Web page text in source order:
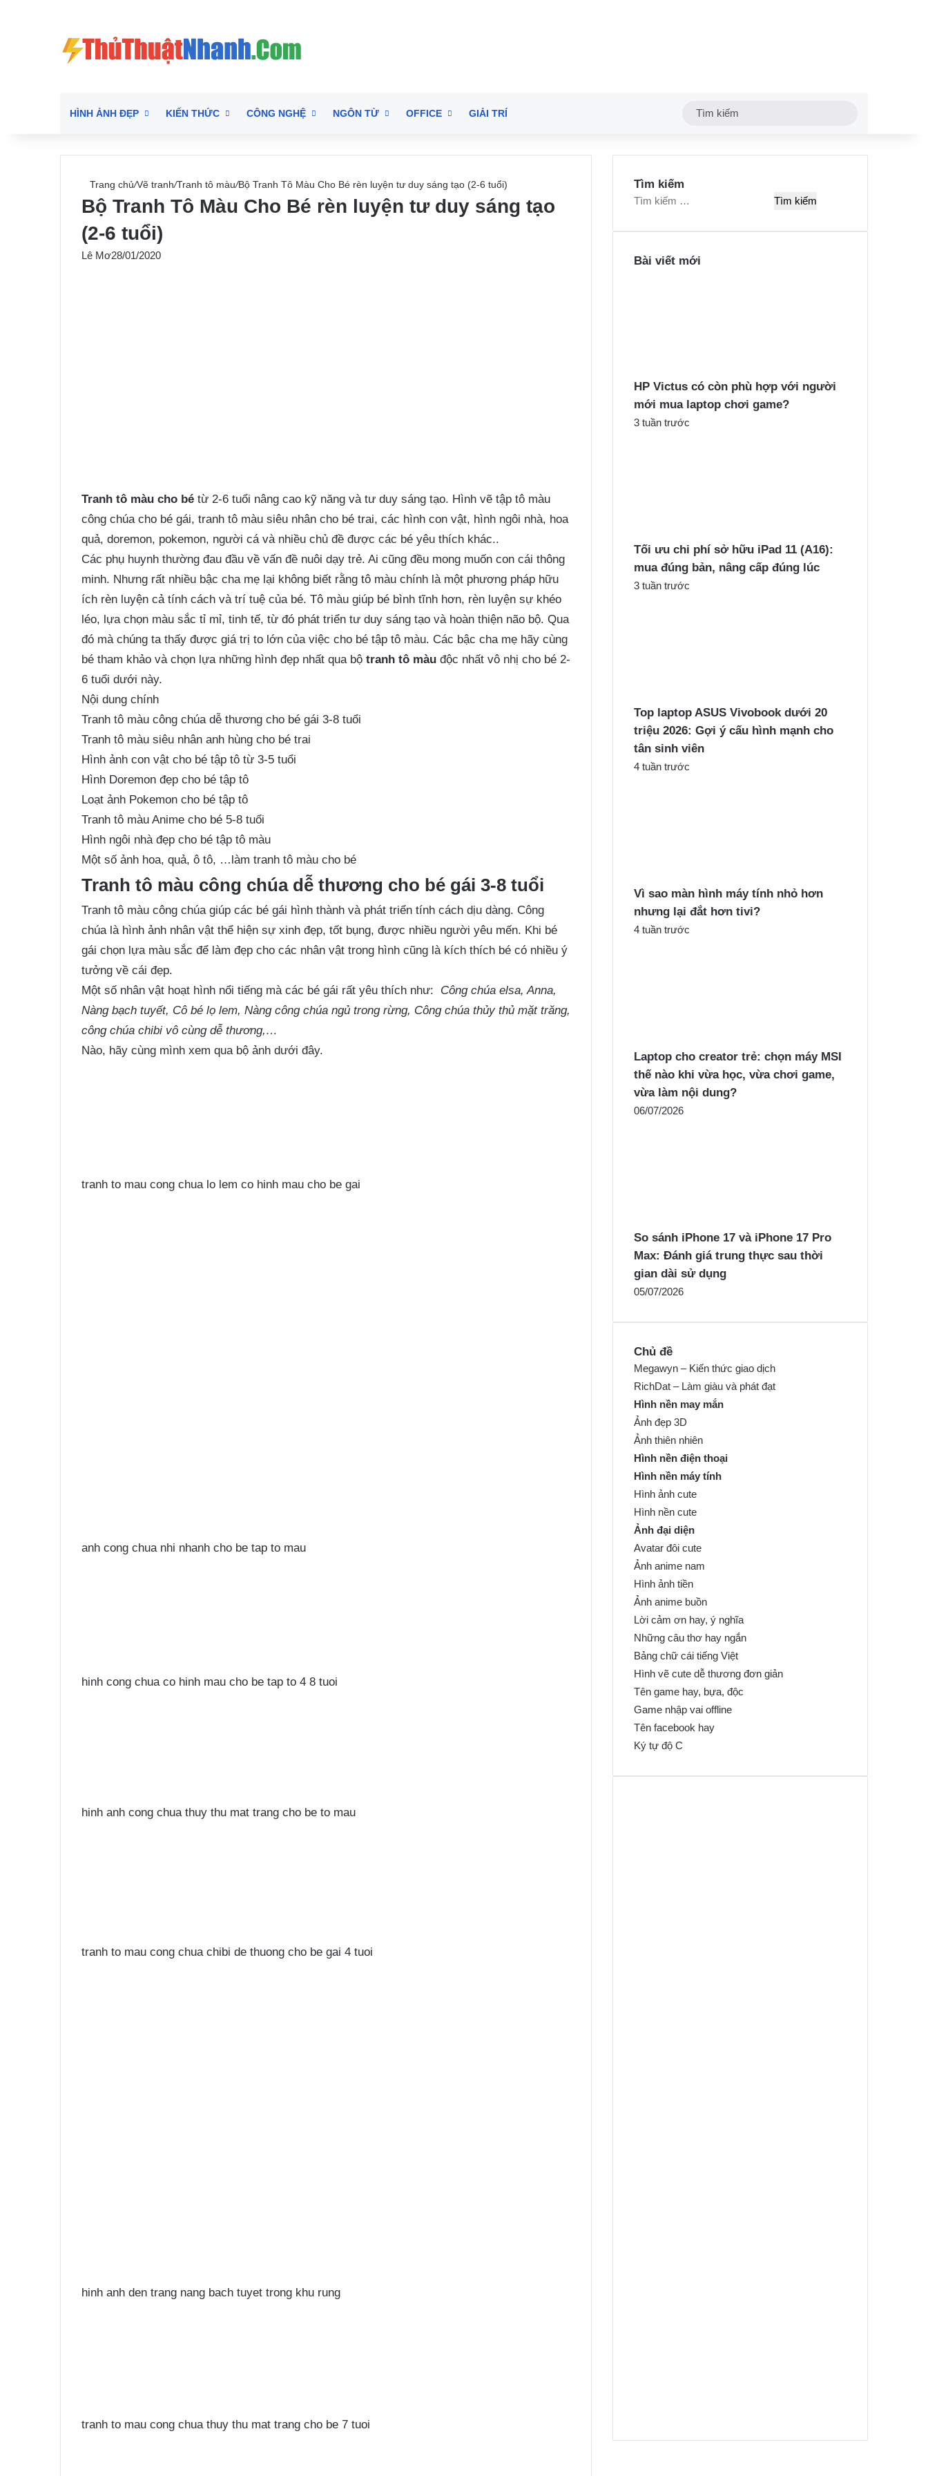
HÌNH ẢNH ĐẸP KIẾN THỨC CÔNG NGHỆ NGÔN TỪ OFFICE GIẢI TRÍ
Trang chủ/Vẽ tranh/Tranh tô màu/Bộ Tranh Tô Màu Cho Bé rèn luyện tư duy sáng tạo (2-6 tuổi)
Bộ Tranh Tô Màu Cho Bé rèn luyện tư duy sáng tạo
(2-6 tuổi)
Lê Mơ28/01/2020
Tranh tô màu cho bé từ 2-6 tuổi nâng cao kỹ năng và tư duy sáng tạo. Hình vẽ tập tô màu
công chúa cho bé gái, tranh tô màu siêu nhân cho bé trai, các hình con vật, hình ngôi nhà, hoa
quả, doremon, pokemon, người cá và nhiều chủ đề được các bé yêu thích khác..
Các phụ huynh thường đau đầu về vấn đề nuôi dạy trẻ. Ai cũng đều mong muốn con cái thông
minh. Nhưng rất nhiều bậc cha mẹ lại không biết rằng tô màu chính là một phương pháp hữu
ích rèn luyện cả tính cách và trí tuệ của bé. Tô màu giúp bé bình tĩnh hơn, rèn luyện sự khéo
léo, lựa chọn màu sắc tỉ mỉ, tinh tế, từ đó phát triển tư duy sáng tạo và hoàn thiện não bộ. Qua
đó mà chúng ta thấy được giá trị to lớn của việc cho bé tập tô màu. Các bậc cha mẹ hãy cùng
bé tham khảo và chọn lựa những hình đẹp nhất qua bộ tranh tô màu độc nhất vô nhị cho bé 2-
6 tuổi dưới này.
Nội dung chính
Tranh tô màu công chúa dễ thương cho bé gái 3-8 tuổi
Tranh tô màu siêu nhân anh hùng cho bé trai
Hình ảnh con vật cho bé tập tô từ 3-5 tuổi
Hình Doremon đẹp cho bé tập tô
Loạt ảnh Pokemon cho bé tập tô
Tranh tô màu Anime cho bé 5-8 tuổi
Hình ngôi nhà đẹp cho bé tập tô màu
Một số ảnh hoa, quả, ô tô, …làm tranh tô màu cho bé
Tranh tô màu công chúa dễ thương cho bé gái 3-8 tuổi
Tranh tô màu công chúagiúp các bé gái hình thành và phát triển tính cách dịu dàng. Công
chúa là hình ảnh nhân vật thể hiện sự xinh đẹp, tốt bụng, được nhiều người yêu mến. Khi bé
gái chọn lựa màu sắc để làm đẹp cho các nhân vật trong hình cũng là kích thích bé có nhiều ý
tưởng về cái đẹp.
Một số nhân vật hoạt hình nổi tiếng mà các bé gái rất yêu thích như: Công chúa elsa, Anna,
Nàng bạch tuyết, Cô bé lọ lem, Nàng công chúa ngủ trong rừng, Công chúa thủy thủ mặt trăng,
công chúa chibi vô cùng dễ thương,…
Nào, hãy cùng mình xem qua bộ ảnh dưới đây.
tranh to mau cong chua lo lem co hinh mau cho be gai
anh cong chua nhi nhanh cho be tap to mau
hinh cong chua co hinh mau cho be tap to 4 8 tuoi
hinh anh cong chua thuy thu mat trang cho be to mau
tranh to mau cong chua chibi de thuong cho be gai 4 tuoi
hinh anh den trang nang bach tuyet trong khu rung
tranh to mau cong chua thuy thu mat trang cho be 7 tuoi
Tìm kiếm
T
k
:
Bài viết mới
HP Victus có còn phù hợp với người
mới mua laptop chơi game?
3 tuần trước
Tối ưu chi phí sở hữu iPad 11 (A16):
mua đúng bản, nâng cấp đúng lúc
3 tuần trước
Top laptop ASUS Vivobook dưới 20
triệu 2026: Gợi ý cấu hình mạnh cho
tân sinh viên
4 tuần trước
Vì sao màn hình máy tính nhỏ hơn
nhưng lại đắt hơn tivi?
4 tuần trước
Laptop cho creator trẻ: chọn máy MSI
thế nào khi vừa học, vừa chơi game,
vừa làm nội dung?
06/07/2026
So sánh iPhone 17 và iPhone 17 Pro
Max: Đánh giá trung thực sau thời
gian dài sử dụng
05/07/2026
Chủ đề
Megawyn – Kiến thức giao dịch
RichDat – Làm giàu và phát đạt
Hình nền may mắn
Ảnh đẹp 3D
Ảnh thiên nhiên
Hình nền điện thoại
Hình nền máy tính
Hình ảnh cute
Hình nền cute
Ảnh đại diện
Avatar đôi cute
Ảnh anime nam
Hình ảnh tiền
Ảnh anime buồn
Lời cảm ơn hay, ý nghĩa
Những câu thơ hay ngắn
Bảng chữ cái tiếng Việt
Hình vẽ cute dễ thương đơn giản
Tên game hay, bựa, độc
Game nhập vai offline
Tên facebook hay
Ký tự độ C